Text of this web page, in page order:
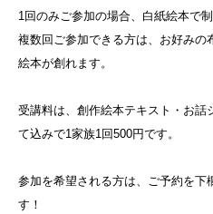
1回のみご参加の場合、白紙絵本で制
複数回ご参加できる方は、お好みの
絵本が創れます。
受講料は、創作絵本テキスト・お話
て込みで1家族1回500円です。
参加を希望される方は、ご予約を下
す！